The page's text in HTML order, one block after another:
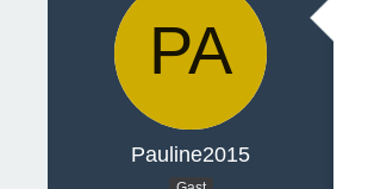
Pauline2015